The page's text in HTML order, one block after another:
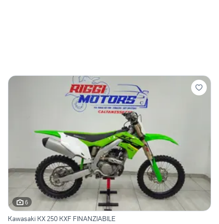
6
Kawasaki KX 250 KXF FINANZIABILE